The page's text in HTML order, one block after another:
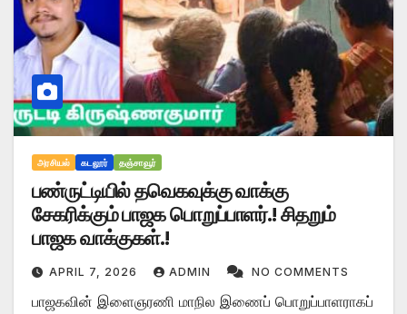
அரசியல் கடலூர் தஞ்சாவூர்
பண்ருட்டியில் தவெகவுக்கு வாக்கு
சேகரிக்கும் பாஜக பொறுப்பாளர்‌.! சிதறும்
பாஜக வாக்குகள்.!
APRIL 7, 2026 ADMIN NO COMMENTS
பாஜகவின் இளைஞரணி மாநில இணைப் பொறுப்பாளராகப்